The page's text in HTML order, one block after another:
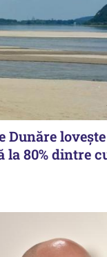
Dunăre
la 80% dintre